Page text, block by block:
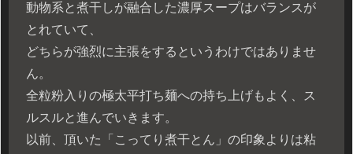
動物系と煮干しが融合した濃厚スープはバランスが
とれていて、
どちらが強烈に主張をするというわけではありませ
ん。
全粒粉入りの極太平打ち麺への持ち上げもよく、ス
ルスルと進んでいきます。
以前、頂いた「こってり煮干とん」の印象よりは粘